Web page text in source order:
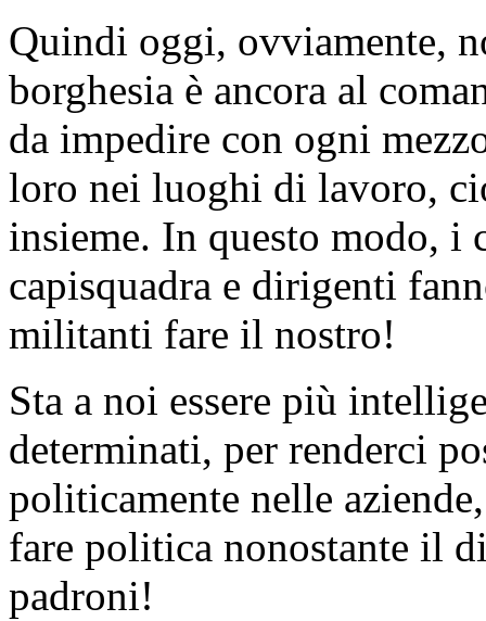
Quindi oggi, ovviamente,
borghesia è ancora al
da impedire con ogni
loro nei luoghi di lavoro,
insieme. In questo modo, i
capisquadra e dirigenti
militanti fare il nostro!
Sta a noi essere più
determinati, per renderci
politicamente nelle
fare politica nonostante il
padroni!